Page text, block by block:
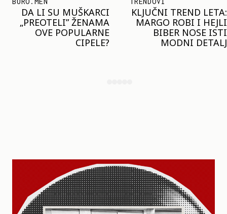
DA LI SU MUŠKARCI
„PREOTELI” ŽENAMA
OVE POPULARNE
CIPELE?
KLJUČNI TREND LETA:
MARGO ROBI I HEJLI
BIBER NOSE ISTI
MODNI DETALJ